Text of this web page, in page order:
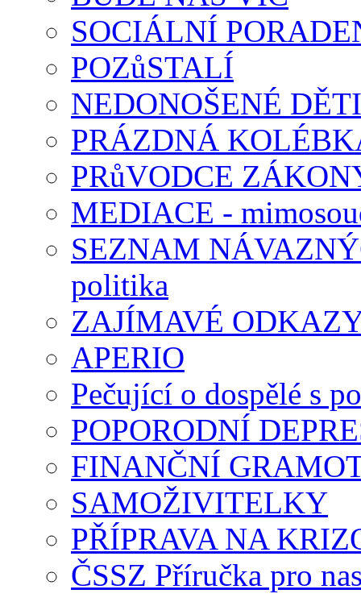
SOCIÁLNÍ
POZůSTALÍ
NEDONOŠENÉ DĚTI
PRÁZDNÁ
PRůVODCE
MEDIACE -
SEZNAM
politika
ZAJÍMAVÉ
APERIO
Pečující o dospělé s
POPORODNÍ
FINANČNÍ
SAMOŽIVITELKY
PŘÍPRAVA NA
ČSSZ Příručka pro